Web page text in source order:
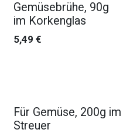
Gemüsebrühe, 90g
im Korkenglas
5,49 €
Für Gemüse, 200g im
Streuer